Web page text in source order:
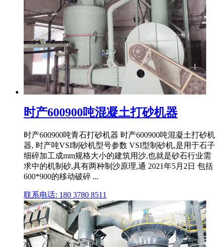
时产600900吨混凝土打砂机器
时产600900吨青石打砂机器 时产600900吨混凝土打砂机
器, 时产吨VSI制砂机型号参数 VSI型制砂机,是用于石子
细碎加工成mm规格大小的建筑用沙,也就是砂石行业需
求中的机制砂,具有两种制沙原理,通 2021年5月2日 包括
600*900的移动破碎 ...
联系电话: 180 3780 8511